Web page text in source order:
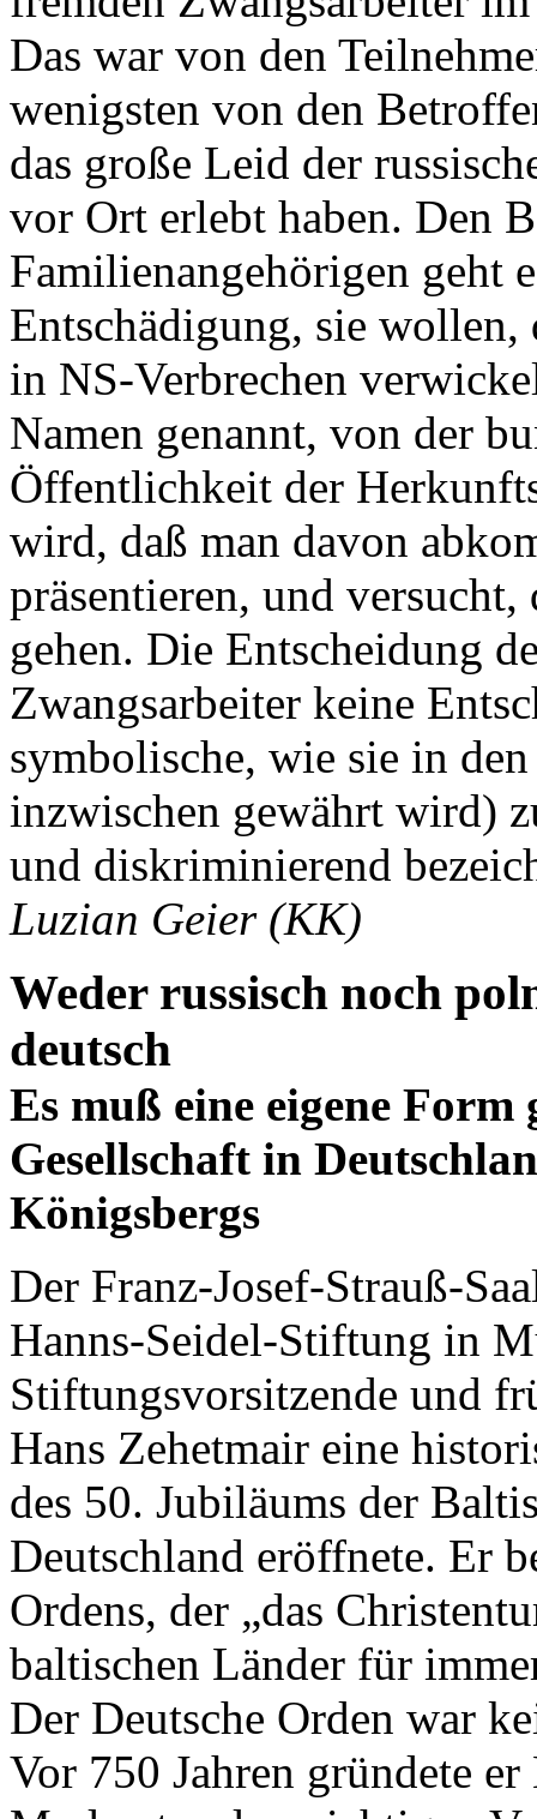
Das war von den
wenigsten von den
das große Leid der
vor Ort erlebt haben. Den
Familienangehörigen geht
Entschädigung, sie wollen,
in NS-Verbrechen
Namen genannt, von der
Öffentlichkeit der
wird, daß man davon
präsentieren, und
gehen. Die Entscheidung
Zwangsarbeiter keine
symbolische, wie sie in
inzwischen gewährt wird)
und diskriminierend
Luzian Geier (KK)
Weder russisch noch
deutsch
Es muß eine eigene
Gesellschaft in
Königsbergs
Der Franz-Josef-Strauß-
Hanns-Seidel-Stiftung in
Stiftungsvorsitzende und
Hans Zehetmair eine
des 50. Jubiläums der
Deutschland eröffnete. Er
Ordens, der „das
baltischen Länder für
Der Deutsche Orden war
Vor 750 Jahren gründete